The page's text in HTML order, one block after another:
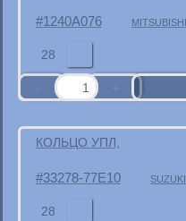
1240A076 MITSUBISHI
28
КОЛЬЦО УПЛ,
33278-77E10 SUZUKI
28